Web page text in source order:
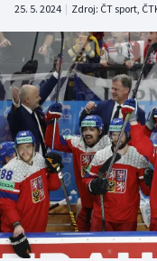
DALŠÍ SPORTY
Americký fotbal
Baseball a softbal
Basketbal
Biatlon
NEPŘEHLÉDNĚTE
Soutěže
Historické návraty
Aplikace ČT sport
25. 5. 2024 | Zdroj: ČT sport,